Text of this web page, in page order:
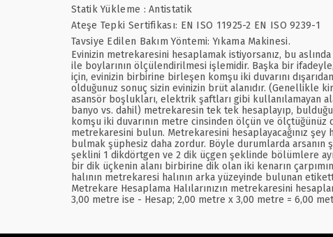
Statik Yükleme : Antistatik
Ateşe Tepki Sertifikası: EN ISO 11925-2 EN ISO 9239-1
Tavsiye Edilen Bakım Yöntemi: Yıkama Makinesi.
Evinizin metrekaresini hesaplamak istiyorsanız, bu
ile boylarının ölçülendirilmesi işlemidir. Başka bir
için, evinizin birbirine birleşen komşu iki duvarını
olduğunuz sonuç sizin evinizin brüt alanıdır. (Genellikle
asansör boşlukları, elektrik şaftları gibi kullanılamayan
banyo vs. dahil) metrekaresin tek tek hesaplayıp,
komşu iki duvarının metre cinsinden ölçün ve
metrekaresini bulun. Metrekaresini hesaplayacağınız
bulmak şüphesiz daha zordur. Böyle durumlarda
şeklini 1 dikdörtgen ve 2 dik üçgen şeklinde bölümlere
bir dik üçkenin alanı birbirine dik olan iki kenarın
halının metrekaresi halının arka yüzeyinde bulunan
Metrekare Hesaplama Halılarınızın metrekaresini
3,00 metre ise - Hesap; 2,00 metre x 3,00 metre = 6,00